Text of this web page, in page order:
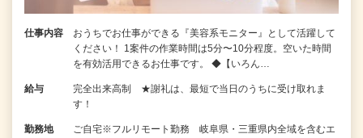
仕事内容
おうちでお仕事ができる『美容系モニター』として活躍して
ください！ 1案件の作業時間は5分〜10分程度。空いた時間
を有効活用できるお仕事です。 ◆【いろん…
給与
完全出来高制 ★謝礼は、最短で当日のうちに受け取れま
す！
勤務地
ご自宅※フルリモート勤務 岐阜県・三重県内全域を含むエ